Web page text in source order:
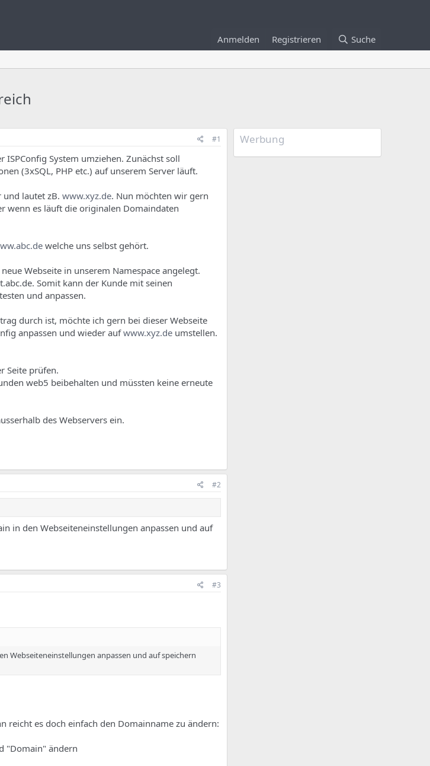
Anmelden Registrieren Suche
#1
System umziehen. Zunächst soll
(3xSQL, PHP etc.) auf unserem Server läuft.
und lautet zB. www.xyz.de. Nun möchten wir gern
wenn es läuft die originalen Domaindaten
welche uns selbst gehört.
Webseite in unserem Namespace angelegt.
Somit kann der Kunde mit seinen
und anpassen.
durch ist, möchte ich gern bei dieser Webseite
anpassen und wieder aufwww.xyz.de umstellen.
Seite prüfen.
web5 beibehalten und müssten keine erneute
des Webservers ein.
#2
in den Webseiteneinstellungen anpassen und auf
#3
Webseiteneinstellungen anpassen und auf speichern
reicht es doch einfach den Domainname zu ändern:
"Domain" ändern
Werbung